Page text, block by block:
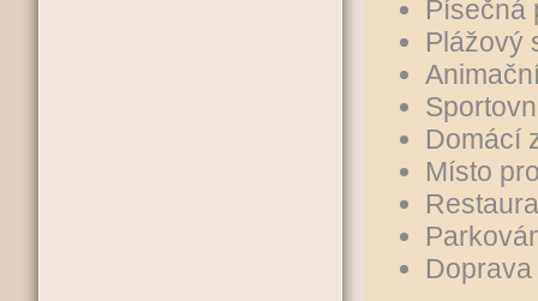
Písečná
Plážový
Domácí
Místo